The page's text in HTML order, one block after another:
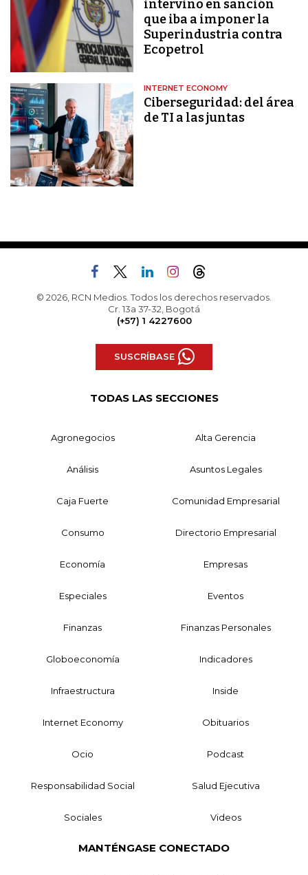
intervino en sanción
que iba a imponer la
Superindustria contra
Ecopetrol
INTERNET ECONOMY
Ciberseguridad: del área
de TI a las juntas
© 2026, RCN Medios. Todos los derechos reservados.
Cr. 13a 37-32, Bogotá
(+57) 1 4227600
SUSCRÍBASE
TODAS LAS SECCIONES
Agronegocios Alta Gerencia
Análisis Asuntos Legales
Caja Fuerte Comunidad Empresarial
Consumo Directorio Empresarial
Economía Empresas
Especiales Eventos
Finanzas Finanzas Personales
Globoeconomía Indicadores
Infraestructura Inside
Internet Economy Obituarios
Ocio Podcast
Responsabilidad Social Salud Ejecutiva
Sociales Videos
MANTÉNGASE CONECTADO